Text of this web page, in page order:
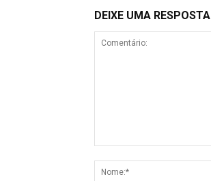
DEIXE UMA RESPOSTA